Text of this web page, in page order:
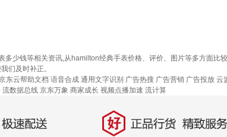
少钱等相关资讯,从hamilton经典手表价格、评价、图片等多方面
们及时补正。
东云帮助文档 语音合成 通用文字识别 广告热搜 广告营销 广告投放 云
流数据总线 京东万象 商家成长 视频点播加速 流计算
速配送 好 正品行货，精致服务